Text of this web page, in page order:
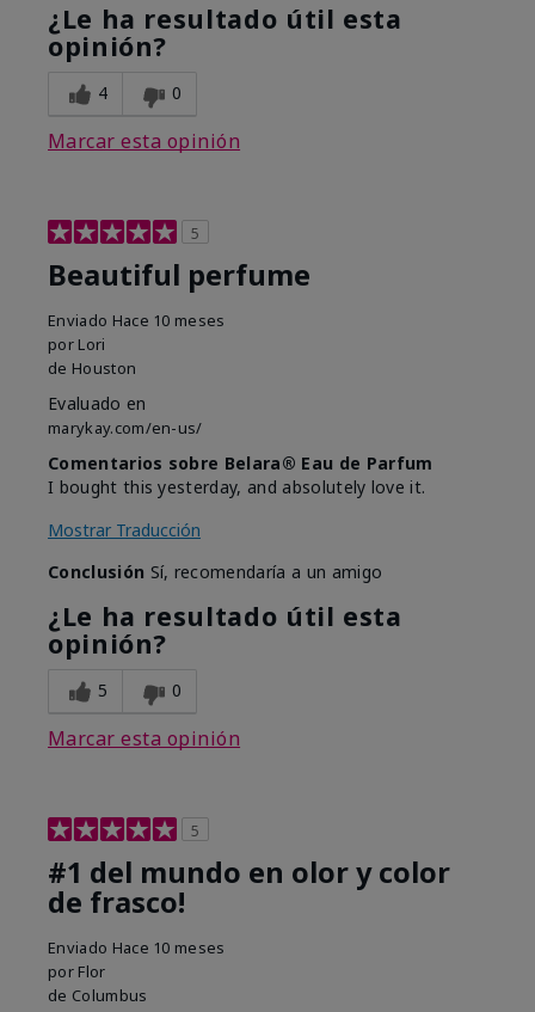
¿Le ha resultado útil esta
opinión?
4 0
Marcar esta opinión
5
Beautiful perfume
Enviado Hace 10 meses
por Lori
de Houston
Evaluado en
marykay.com/en-us/
Comentarios sobre Belara® Eau de Parfum
I bought this yesterday, and absolutely love it.
Mostrar Traducción
Conclusión Sí, recomendaría a un amigo
¿Le ha resultado útil esta
opinión?
5 0
Marcar esta opinión
5
#1 del mundo en olor y color
de frasco!
Enviado Hace 10 meses
por Flor
de Columbus